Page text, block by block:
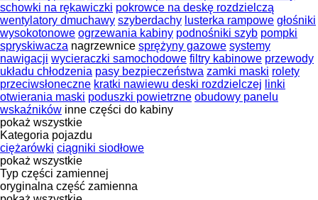
schowki na rękawiczki pokrowce na deskę rozdzielczą
wentylatory dmuchawy szyberdachy lusterka rampowe głośniki
wysokotonowe ogrzewania kabiny podnośniki szyb pompki
spryskiwacza nagrzewnice sprężyny gazowe systemy
nawigacji wycieraczki samochodowe filtry kabinowe przewody
układu chłodzenia pasy bezpieczeństwa zamki maski rolety
przeciwsłoneczne kratki nawiewu deski rozdzielczej linki
otwierania maski poduszki powietrzne obudowy panelu
wskaźników inne części do kabiny
pokaż wszystkie
Kategoria pojazdu
ciężarówki ciągniki siodłowe
pokaż wszystkie
Typ części zamiennej
oryginalna część zamienna